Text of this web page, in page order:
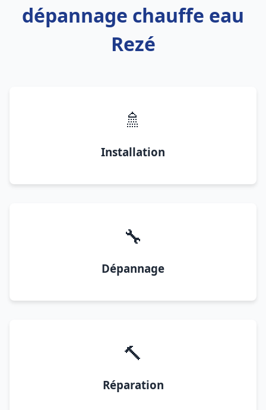
dépannage chauffe eau
Rezé
🚿
Installation
🔧
Dépannage
🔨
Réparation